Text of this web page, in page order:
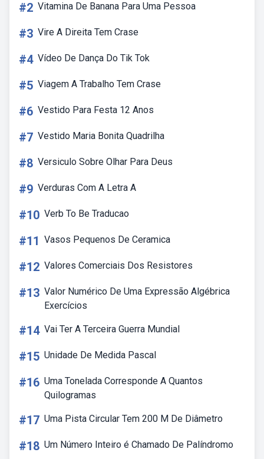
#2 Vitamina De Banana Para Uma Pessoa
#3 Vire A Direita Tem Crase
#4 Vídeo De Dança Do Tik Tok
#5 Viagem A Trabalho Tem Crase
#6 Vestido Para Festa 12 Anos
#7 Vestido Maria Bonita Quadrilha
#8 Versiculo Sobre Olhar Para Deus
#9 Verduras Com A Letra A
#10 Verb To Be Traducao
#11 Vasos Pequenos De Ceramica
#12 Valores Comerciais Dos Resistores
#13 Valor Numérico De Uma Expressão Algébrica
Exercícios
#14 Vai Ter A Terceira Guerra Mundial
#15 Unidade De Medida Pascal
#16 Uma Tonelada Corresponde A Quantos
Quilogramas
#17 Uma Pista Circular Tem 200 M De Diâmetro
#18 Um Número Inteiro é Chamado De Palíndromo